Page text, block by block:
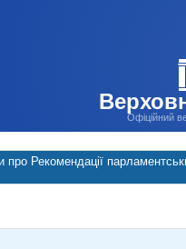
Офіційний
про Рекомендації